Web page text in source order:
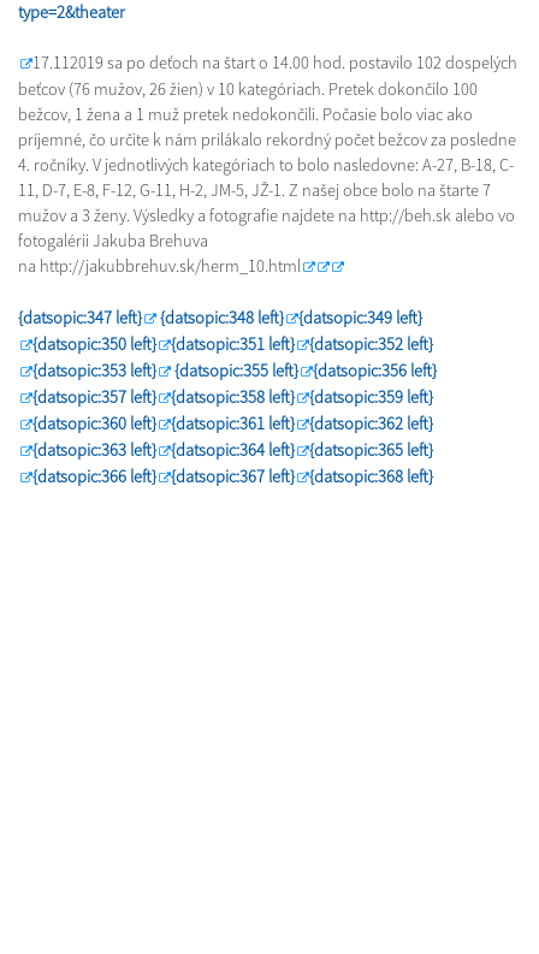
type=2&theater
17.112019 sa po deťoch na štart o 14.00 hod. postavilo 102 dospelých
beťcov (76 mužov, 26 žien) v 10 kategóriach. Pretek dokončilo 100
bežcov, 1 žena a 1 muž pretek nedokončili. Počasie bolo viac ako
príjemné, čo určite k nám prilákalo rekordný počet bežcov za posledne
4. ročníky. V jednotlivých kategóriach to bolo nasledovne: A-27, B-18, C-
11, D-7, E-8, F-12, G-11, H-2, JM-5, JŽ-1. Z našej obce bolo na štarte 7
mužov a 3 ženy. Výsledky a fotografie najdete na http://beh.sk alebo vo
fotogalérii Jakuba Brehuva
na http://jakubbrehuv.sk/herm_10.html
{datsopic:347 left} {datsopic:348 left}
{datsopic:349 left}
{datsopic:350 left}
{datsopic:351 left}
{datsopic:352 left}
{datsopic:353 left}
{datsopic:355 left}
{datsopic:356 left}
{datsopic:357 left}
{datsopic:358 left}
{datsopic:359 left}
{datsopic:360 left}
{datsopic:361 left}
{datsopic:362 left}
{datsopic:363 left}
{datsopic:364 left}
{datsopic:365 left}
{datsopic:366 left}
{datsopic:367 left} {datsopic:368 left}